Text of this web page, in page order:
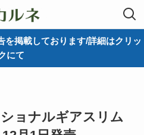
を掲載しております/詳細はクリッ
にて
ョナルギアスリム